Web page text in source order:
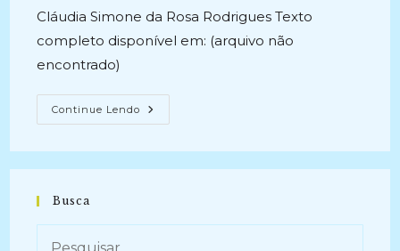
Cláudia Simone da Rosa Rodrigues Texto
completo disponível em: (arquivo não
encontrado)
Continue Lendo PROJETO
IMPLANTAÇÃO
DE
COFRAN
Busca